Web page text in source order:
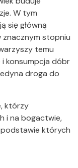
W tym
się główną
stopniu
temu
konsumpcja dóbr
droga do
którzy
i na bogactwie,
których